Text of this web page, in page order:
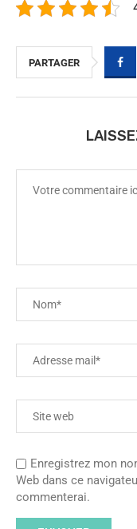
PARTAGER
Enregistrez mon
Web dans ce
commenterai.